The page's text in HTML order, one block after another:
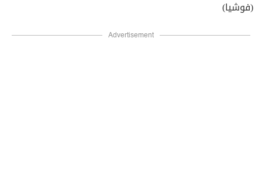
(فوشيا)
Advertisement